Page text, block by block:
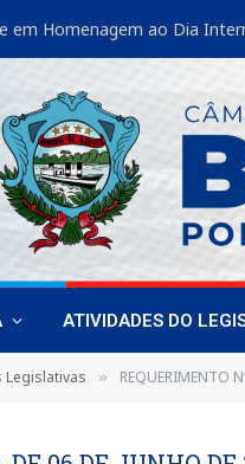
em Homenagem ao Dia
ATIVIDADES DO
Legislativas » REQUERIMENTO